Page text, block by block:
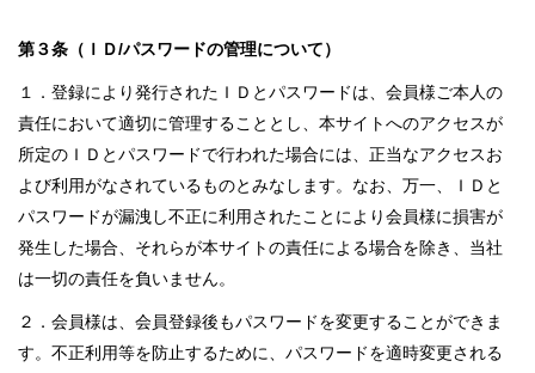
第３条（ＩＤ/パスワードの管理について）
１．登録により発行されたＩＤとパスワードは、会員様ご本人の
責任において適切に管理することとし、本サイトへのアクセスが
所定のＩＤとパスワードで行われた場合には、正当なアクセスお
よび利用がなされているものとみなします。なお、万一、ＩＤと
パスワードが漏洩し不正に利用されたことにより会員様に損害が
発生した場合、それらが本サイトの責任による場合を除き、当社
は一切の責任を負いません。
２．会員様は、会員登録後もパスワードを変更することができま
す。不正利用等を防止するために、パスワードを適時変更される